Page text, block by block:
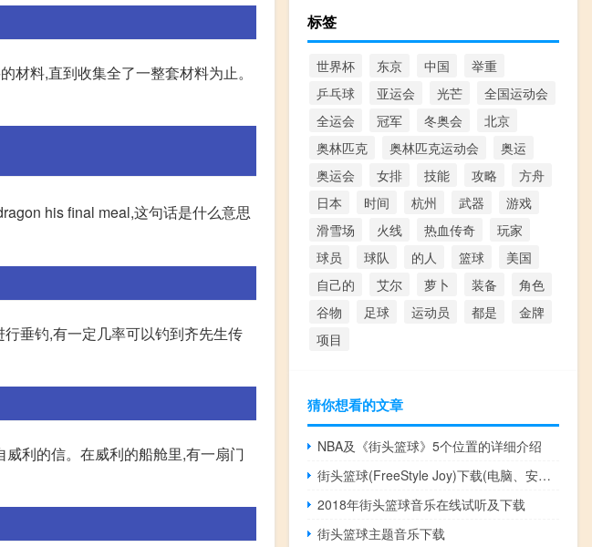
料,直到收集全了一整套材料为止。
his final meal,这句话是什么意思
垂钓,有一定几率可以钓到齐先生传
利的信。在威利的船舱里,有一扇门
标签
世界杯 东京 中国
举重
乒乓球
亚运会 光芒
全国运动会
全运会
冠军 冬奥会
北京
奥林匹克
奥林匹克运动会
奥运
奥运会
女排 技能 攻略
方舟
日本
时间 杭州 武器
游戏
滑雪场
火线 热血传奇
玩家
球员
球队 的人 篮球
美国
自己的
艾尔 萝卜 装备
角色
谷物
足球 运动员 都是
金牌
项目
猜你想看的文章
NBA及《街头篮球》5个位置的详细介绍
街头篮球(FreeStyle Joy)下载(电脑、安卓和IOS所有版本)
2018年街头篮球音乐在线试听及下载
街头篮球主题音乐下载